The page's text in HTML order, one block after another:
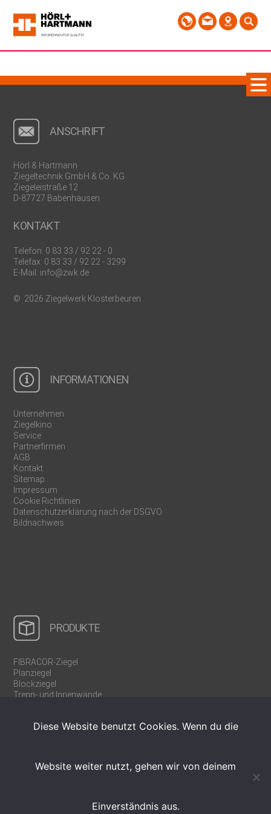
ANSCHRIFT
Hörl & Hartmann
Ziegeltechnik GmbH & Co. KG
Ziegeleistraße 12
D-87727 Babenhausen
KONTAKT
Telefon: 0 83 33 / 92 22 - 0
Telefax: 0 83 33 / 92 22 - 3299
E-Mail: info@zwk.de
© 2026 Ziegelwerk Klosterbeuren
INFORMATIONEN
Unternehmen
Ziegelkino
Service
Partnerfirmen
AGB
Kontakt
Sitemap
Impressum
Cookie Richtlinien
Datenschutzerklärung nach der DSGVO
Bildnachweis
PRODUKTE
FIBRACOR-Ziegel
Planziegel
Blockziegel
Trenn- und Innenwände
Ergänzungsprodukte
Diese Website benutzt Cookies. Wenn du die
Website weiter nutzt, gehen wir von deinem
Einverständnis aus.